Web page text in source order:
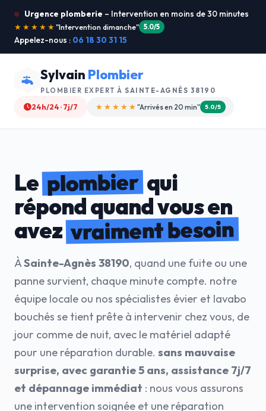
Urgence plomberie – Intervention en moins de 30 minutes
★★★★★"Je recommande !" 4.9/5
Appelez-nous : 06 18 30 31 15
Sylvain Plombier
PLOMBIER EXPERT À SAINTE-AGNÈS 38190
24h/24 · 7j/7 ★★★★☆ "Devis gratuit" 4.8/5
Leplombierqui
répond quand vous en
avezvraiment besoin
ÀSainte-Agnès 38190, quand une fuite ou une
panne survient, chaque minute compte. notre
équipe locale ou nos spécialistes évier et lavabo
bouchés se tient prête à intervenir chez vous, de
jour comme de nuit, avec le matériel adapté
pour une réparation durable. sans mauvaise
surprise, avec garantie 5 ans, assistance 7j/7
et dépannage immédiat : nous vous assurons
une intervention soignée et une réparation